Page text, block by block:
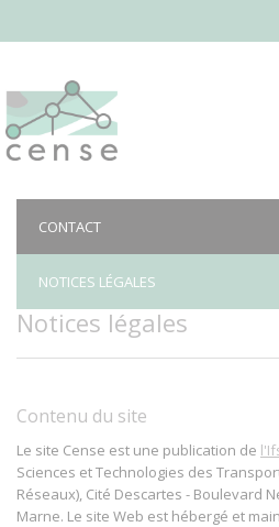
CONTACT
NOTICES LÉGALES
Notices légales
Contenu du site
Le site Cense est une publication de
Sciences et Technologies des
Réseaux), Cité Descartes - Boulevard
Marne. Le site Web est hébergé et